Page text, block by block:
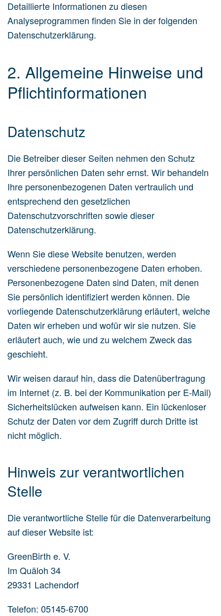
Detaillierte Informationen zu diesen
Analyseprogrammen finden Sie in der folgenden
Datenschutzerklärung.
2. Allgemeine Hinweise und
Pflicht­informationen
Datenschutz
Die Betreiber dieser Seiten nehmen den Schutz
Ihrer persönlichen Daten sehr ernst. Wir behandeln
Ihre personenbezogenen Daten vertraulich und
entsprechend den gesetzlichen
Datenschutzvorschriften sowie dieser
Datenschutzerklärung.
Wenn Sie diese Website benutzen, werden
verschiedene personenbezogene Daten erhoben.
Personenbezogene Daten sind Daten, mit denen
Sie persönlich identifiziert werden können. Die
vorliegende Datenschutzerklärung erläutert, welche
Daten wir erheben und wofür wir sie nutzen. Sie
erläutert auch, wie und zu welchem Zweck das
geschieht.
Wir weisen darauf hin, dass die Datenübertragung
im Internet (z. B. bei der Kommunikation per E-Mail)
Sicherheitslücken aufweisen kann. Ein lückenloser
Schutz der Daten vor dem Zugriff durch Dritte ist
nicht möglich.
Hinweis zur verantwortlichen
Stelle
Die verantwortliche Stelle für die Datenverarbeitung
auf dieser Website ist:
GreenBirth e. V.
Im Quäloh 34
29331 Lachendorf
Telefon: 05145-6700